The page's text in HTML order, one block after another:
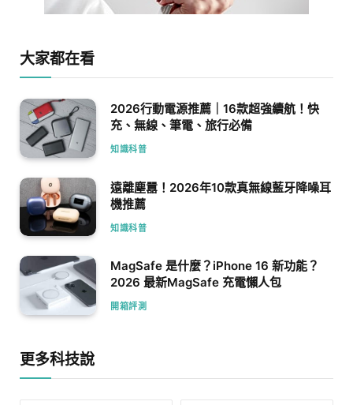
大家都在看
2026行動電源推薦｜16款超強續航！快
充、無線、筆電、旅行必備
知識科普
遠離塵囂！2026年10款真無線藍牙降噪耳
機推薦
知識科普
MagSafe 是什麼？iPhone 16 新功能？
2026 最新MagSafe 充電懶人包
開箱評測
更多科技說